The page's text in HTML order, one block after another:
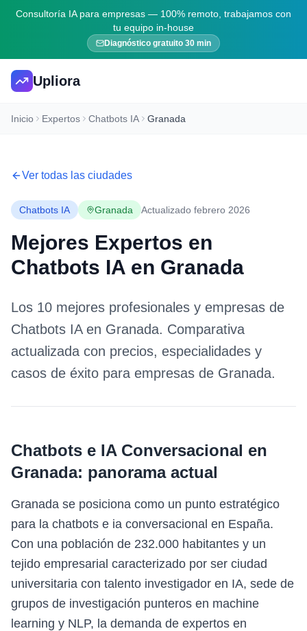
Consultoría IA para empresas — 100% remoto, trabajamos con
tu equipo in-house
Diagnóstico gratuito 30 min
Upliora
Inicio Expertos Chatbots IA Granada
Ver todas las ciudades
Chatbots IA Granada Actualizado febrero 2026
Mejores Expertos en
Chatbots IA en Granada
Los 10 mejores profesionales y empresas de
Chatbots IAen Granada. Comparativa
actualizada con precios, especialidades y
casos de éxito para empresas de Granada.
Chatbots e IA Conversacional en
Granada: panorama actual
Granada se posiciona como un punto estratégico
para la chatbots e ia conversacional en España.
Con una población de 232.000 habitantes y un
tejido empresarial caracterizado por ser ciudad
universitaria con talento investigador en IA, sede de
grupos de investigación punteros en machine
learning y NLP, la demanda de expertos en